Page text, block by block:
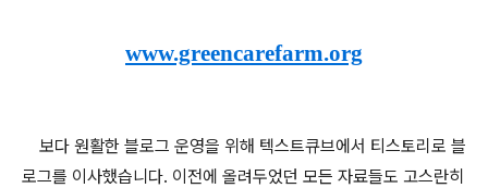
www.greencarefarm.org
보다 원활한 블로그 운영을 위해 텍스트큐브에서 티스토리로 블
로그를 이사했습니다. 이전에 올려두었던 모든 자료들도 고스란히